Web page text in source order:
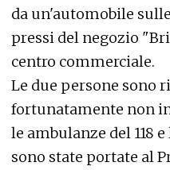
da un'automobile
pressi del negozio
centro commerciale.
Le due persone sono
fortunatamente non
le ambulanze del 118
sono state portate al